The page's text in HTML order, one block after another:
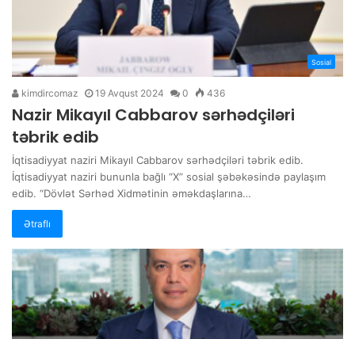
Sosial
kimdircomaz 19 Avqust 2024 0 436
Nazir Mikayıl Cabbarov sərhədçiləri
təbrik edib
İqtisadiyyat naziri Mikayıl Cabbarov sərhədçiləri təbrik edib.
İqtisadiyyat naziri bununla bağlı “X” sosial şəbəkəsində paylaşım
edib. “Dövlət Sərhəd Xidmətinin əməkdaşlarına…
Ətraflı